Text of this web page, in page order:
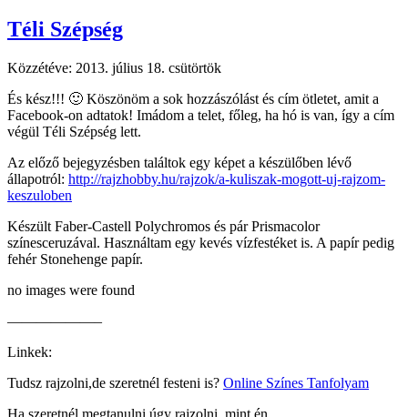
Téli Szépség
Közzétéve: 2013. július 18. csütörtök
És kész!!! 🙂 Köszönöm a sok hozzászólást és cím ötletet, amit a
Facebook-on adtatok! Imádom a telet, főleg, ha hó is van, így a cím
végül Téli Szépség lett.
Az előző bejegyzésben találtok egy képet a készülőben lévő
állapotról: http://rajzhobby.hu/rajzok/a-kuliszak-mogott-uj-rajzom-
keszuloben
Készült Faber-Castell Polychromos és pár Prismacolor
színesceruzával. Használtam egy kevés vízfestéket is. A papír pedig
fehér Stonehenge papír.
no images were found
——————–
Linkek:
Tudsz rajzolni,de szeretnél festeni is? Online Színes Tanfolyam